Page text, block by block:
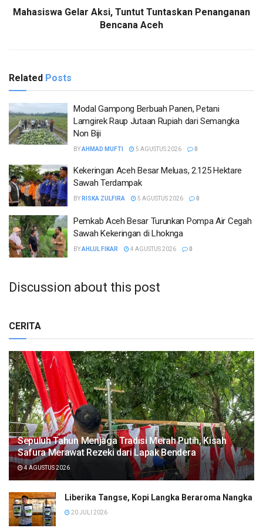
Mahasiswa Gelar Aksi, Tuntut Tuntaskan Penanganan
Bencana Aceh
Related Posts
Modal Gampong Berbuah Panen, Petani
Lamgirek Raup Jutaan Rupiah dari Semangka
Non Biji
BYAHMAD MUFTI 5 AGUSTUS 2026 0
Kekeringan Aceh Besar Meluas, 2.125 Hektare
Sawah Terdampak
BY RISKA ZULFIRA 5 AGUSTUS 2026 0
Pemkab Aceh Besar Turunkan Pompa Air Cegah
Sawah Kekeringan di Lhoknga
BYAHLUL FIKAR 4 AGUSTUS 2026 0
Discussion about this post
CERITA
Sepuluh Tahun Menjaga Tradisi Merah Putih, Kisah
Safura Merawat Rezeki dari Lapak Bendera
4 AGUSTUS 2026
Liberika Tangse, Kopi Langka Beraroma Nangka
20 JULI 2026